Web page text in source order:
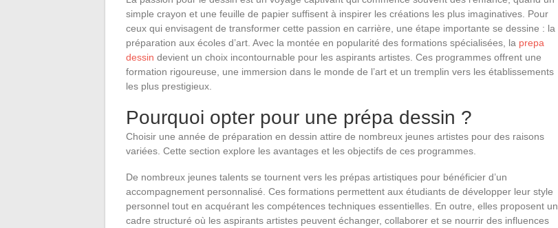
simple crayon et une feuille de papier suffisent à inspirer les créations les plus imaginatives. Pour
ceux qui envisagent de transformer cette passion en carrière, une étape importante se dessine : la
préparation aux écoles d’art. Avec la montée en popularité des formations spécialisées, la prepa
dessin devient un choix incontournable pour les aspirants artistes. Ces programmes offrent une
formation rigoureuse, une immersion dans le monde de l’art et un tremplin vers les établissements
les plus prestigieux.
Pourquoi opter pour une prépa dessin ?
Choisir une année de préparation en dessin attire de nombreux jeunes artistes pour des raisons
variées. Cette section explore les avantages et les objectifs de ces programmes.
De nombreux jeunes talents se tournent vers les prépas artistiques pour bénéficier d’un
accompagnement personnalisé. Ces formations permettent aux étudiants de développer leur style
personnel tout en acquérant les compétences techniques essentielles. En outre, elles proposent un
cadre structuré où les aspirants artistes peuvent échanger, collaborer et se nourrir des influences